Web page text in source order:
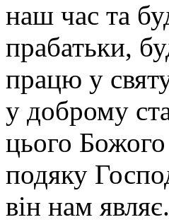
наш час та
прабатьки,
працю у
у доброму
цього
подяку
він нам являє.